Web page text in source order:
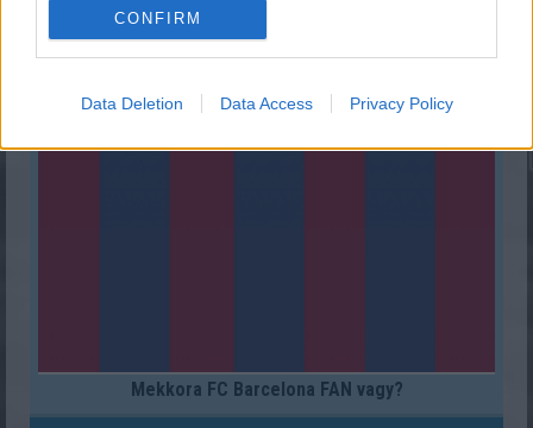
CONFIRM
Data Deletion Data Access Privacy Policy
Ki szerelmes belém az osztálytársaim közül?
Mekkora FC Barcelona FAN vagy?